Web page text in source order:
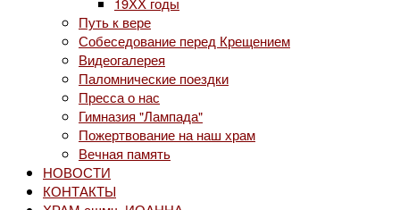
Путь к вере
Собеседование перед Крещением
Видеогалерея
Паломнические поездки
Пресса о нас
Гимназия "Лампада"
Пожертвование на наш храм
Вечная память
НОВОСТИ
КОНТАКТЫ